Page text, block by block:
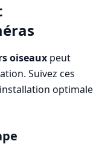
oiseaux peut
Suivez ces
optimale